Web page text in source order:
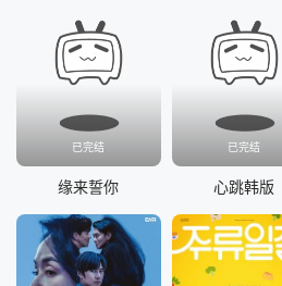
已完结
缘来誓你
已完结
心跳韩版